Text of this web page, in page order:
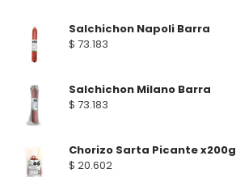
Salchichon Napoli Barra
$ 73.183
Salchichon Milano Barra
$ 73.183
Chorizo Sarta Picante x200g
$ 20.602